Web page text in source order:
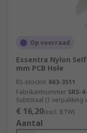
Op voorraad
Essentra Nylon
mm PCB Hole
RS-stocknr. 663-3511
Fabrikantnummer SRS-
Subtotaal (1 verpakking
€ 16,20(excl. BTW)
Aantal